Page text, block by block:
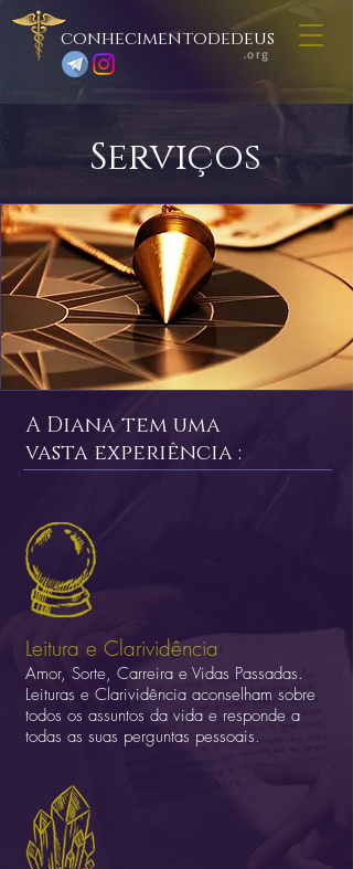
conhecimentodedeus
.org
Serviços
A Diana tem uma
vasta experiência :
Leitura e Clarividência
Amor, Sorte, Carreira e Vidas Passadas.
Leituras e Clarividência aconselham sobre
todos os assuntos da vida e responde a
todas as suas perguntas pessoais.